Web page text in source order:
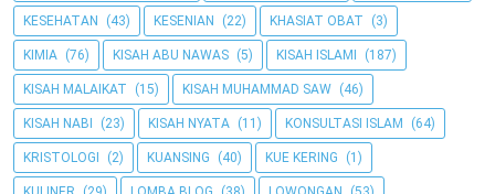
KESEHATAN (43) KESENIAN (22) KHASIAT OBAT (3)
KIMIA (76) KISAH ABU NAWAS (5) KISAH ISLAMI (187)
KISAH MALAIKAT (15) KISAH MUHAMMAD SAW (46)
KISAH NABI (23) KISAH NYATA (11) KONSULTASI ISLAM (64)
KRISTOLOGI (2) KUANSING (40) KUE KERING (1)